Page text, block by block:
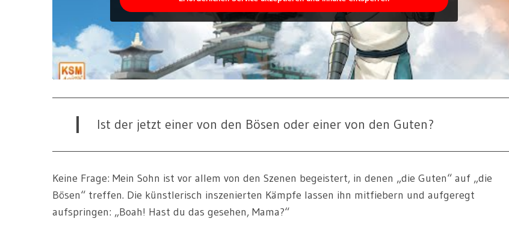
Ist der jetzt einer von den Bösen oder einer von den Guten?
Keine Frage: Mein Sohn ist vor allem von den Szenen begeistert, in denen „die Guten“ auf „die
Bösen“ treffen. Die künstlerisch inszenierten Kämpfe lassen ihn mitfiebern und aufgeregt
aufspringen: „Boah! Hast du das gesehen, Mama?“